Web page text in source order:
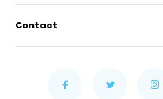
Contact